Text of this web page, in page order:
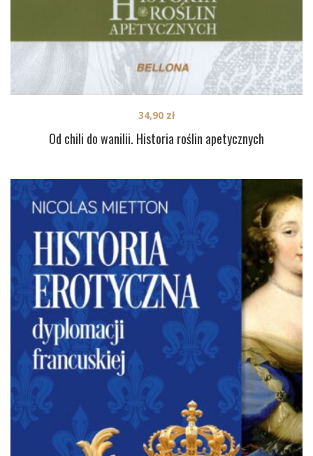
Od chili do wanilii. Historia roślin apetycznych
34,90 zł